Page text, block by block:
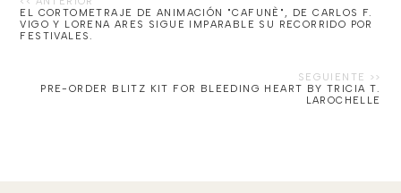
EL CORTOMETRAJE DE ANIMACIÓN "CAFUNÈ", DE CARLOS F.
VIGO Y LORENA ARES SIGUE IMPARABLE SU RECORRIDO POR
FESTIVALES.
PRE-ORDER BLITZ KIT FOR BLEEDING HEART BY TRICIA T.
LAROCHELLE